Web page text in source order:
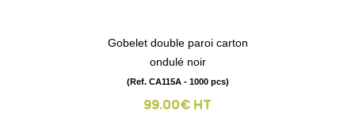
Gobelet double paroi carton
ondulé noir
(Ref. CA115A - 1000 pcs)
99.00€ HT